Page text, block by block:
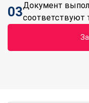
03Документ
соответствуют